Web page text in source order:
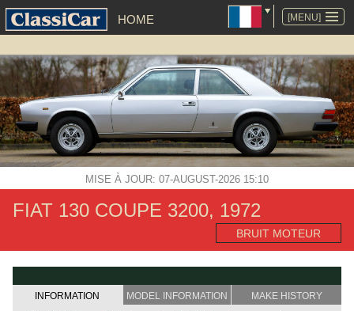
[MENU]
HOME
ALLER
AU
CONTENU
MISE À JOUR: 07-AUGUST-2026 15:10
FIAT 130 COUPE 3200, 1972
BRUIT MOTEUR
INFORMATION MODEL INFORMATION MAKE HISTORY